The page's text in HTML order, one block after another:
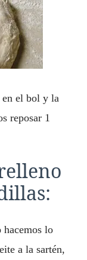
en el bol y la
reposar 1
lo
a la sartén,